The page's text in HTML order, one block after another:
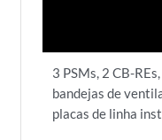
3 PSMs, 2 CB-
bandejas de
placas de linha